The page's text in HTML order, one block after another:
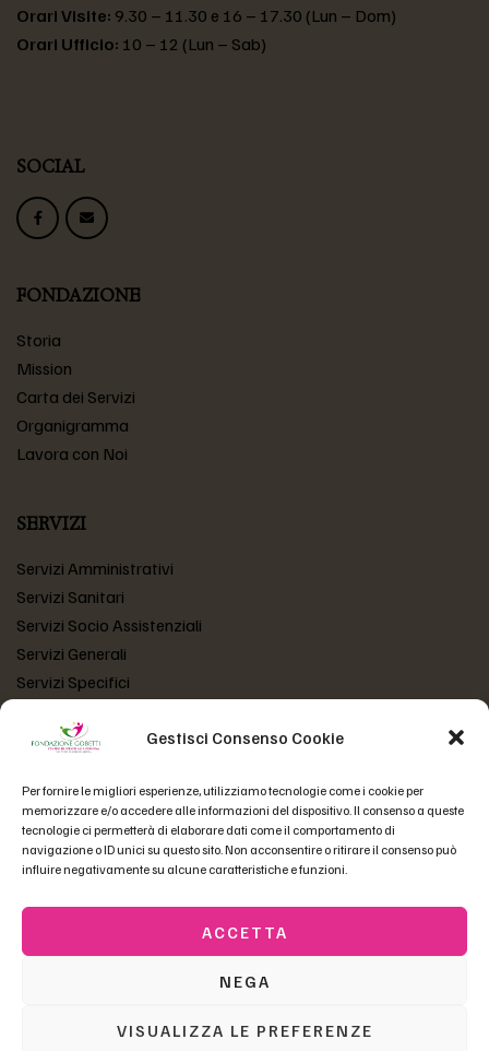
Gestisci Consenso Cookie
Per fornire le migliori esperienze, utilizziamo tecnologie come i cookie per
memorizzare e/o accedere alle informazioni del dispositivo. Il consenso a queste
tecnologie ci permetterà di elaborare dati come il comportamento di
navigazione o ID unici su questo sito. Non acconsentire o ritirare il consenso può
influire negativamente su alcune caratteristiche e funzioni.
ACCETTA
NEGA
VISUALIZZA LE PREFERENZE
Orari Visite: 9.30 – 11.30 e 16 – 17.30 (Lun – Dom)
Orari Ufficio: 10 – 12 (Lun – Sab)
FONDAZIONE
Storia
Mission
Carta dei Servizi
Organigramma
Lavora con Noi
SERVIZI
Servizi Amministrativi
Servizi Sanitari
Servizi Socio Assistenziali
Servizi Generali
Servizi Specifici
LINK UTILI
Atto Costitutivo
Statuto Fondazione
Codice Etico
Domande Frequenti
SOCIAL
Copyright © 2023 Fondazione Gobetti | P.Iva 01558550230 –